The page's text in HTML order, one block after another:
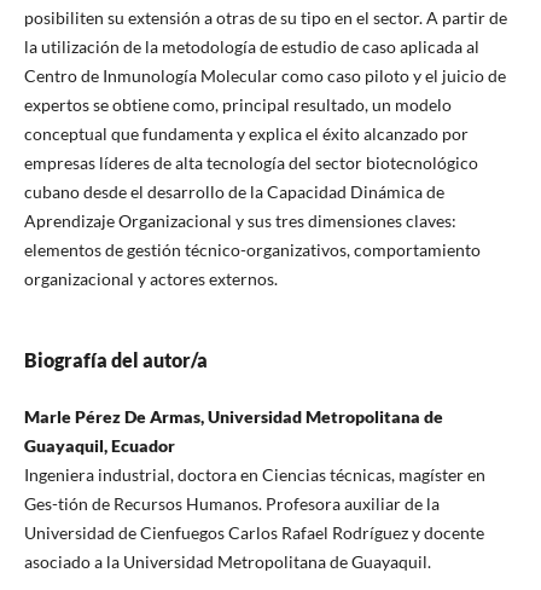
posibiliten su extensión a otras de su tipo en el sector. A partir de
la utilización de la metodología de estudio de caso aplicada al
Centro de Inmunología Molecular como caso piloto y el juicio de
expertos se obtiene como, principal resultado, un modelo
conceptual que fundamenta y explica el éxito alcanzado por
empresas líderes de alta tecnología del sector biotecnológico
cubano desde el desarrollo de la Capacidad Dinámica de
Aprendizaje Organizacional y sus tres dimensiones claves:
elementos de gestión técnico-organizativos, comportamiento
organizacional y actores externos.
Biografía del autor/a
Marle Pérez De Armas, Universidad Metropolitana de
Guayaquil, Ecuador
Ingeniera industrial, doctora en Ciencias técnicas, magíster en
Ges-tión de Recursos Humanos. Profesora auxiliar de la
Universidad de Cienfuegos Carlos Rafael Rodríguez y docente
asociado a la Universidad Metropolitana de Guayaquil.